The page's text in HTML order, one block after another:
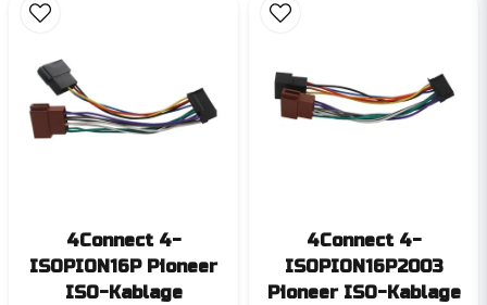
4Connect 4-
ISOPION16P Pioneer
ISO-Kablage
4Connect 4-
ISOPION16P2003
Pioneer ISO-Kablage